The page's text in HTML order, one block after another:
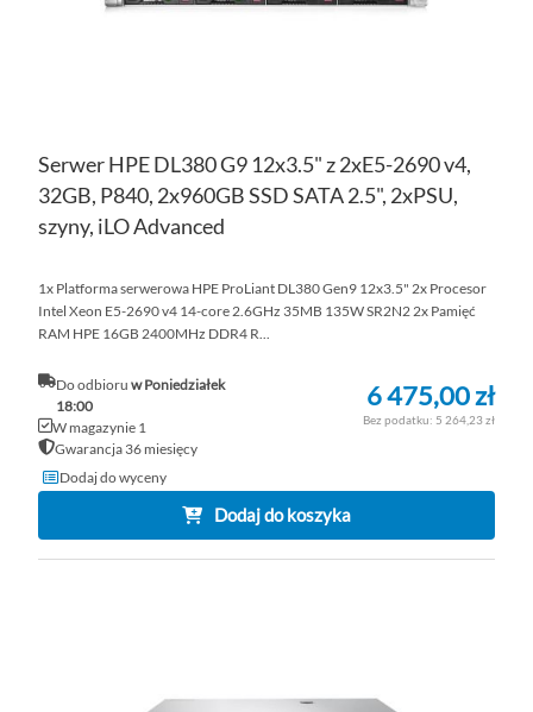
Serwer HPE DL380 G9 12x3.5" z 2xE5-2690 v4,
32GB, P840, 2x960GB SSD SATA 2.5", 2xPSU,
szyny, iLO Advanced
1x Platforma serwerowa HPE ProLiant DL380 Gen9 12x3.5" 2x Procesor
Intel Xeon E5-2690 v4 14-core 2.6GHz 35MB 135W SR2N2 2x Pamięć
RAM HPE 16GB 2400MHz DDR4 R...
Do odbioru w Poniedziałek
18:00
W magazynie 1
Gwarancja 36 miesięcy
6 475,00 zł
5 264,23 zł
Dodaj do wyceny
Dodaj do koszyka